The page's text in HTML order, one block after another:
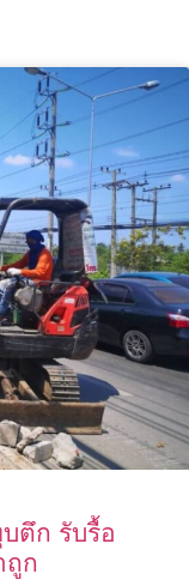
ตึก รับรื้อ
ถูก